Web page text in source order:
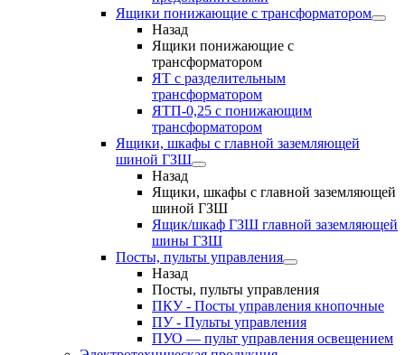
Ящики понижающие с трансформатором
Назад
Ящики понижающие с
трансформатором
ЯТ с разделительным
трансформатором
ЯТП-0,25 с понижающим
трансформатором
Ящики, шкафы с главной заземляющей
шиной ГЗШ
Назад
Ящики, шкафы с главной заземляющей
шиной ГЗШ
Ящик/шкаф ГЗШ главной заземляющей
шины ГЗШ
Посты, пульты управления
Назад
Посты, пульты управления
ПКУ - Посты управления кнопочные
ПУ - Пульты управления
ПУО — пульт управления освещением